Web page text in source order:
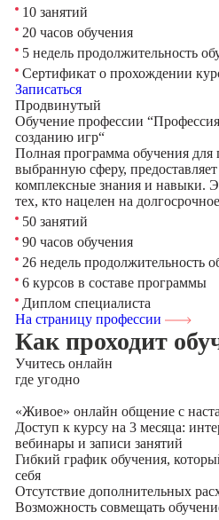
10 занятий
20 часов обучения
5 недель продолжительность
Сертификат о прохождении
Записаться
Продвинутый
Обучение профессии
созданию игр“
Полная программа обучения для
выбранную сферу,
комплексные знания и навыки.
тех, кто нацелен на
50 занятий
90 часов обучения
26 недель продолжительность
6 курсов в составе программы
Диплом специалиста
На страницу профессии
Как проходит
Учитесь онлайн
где угодно
«Живое» онлайн общение с
Доступ к курсу на 3 месяца:
вебинары и записи занятий
Гибкий график обучения,
себя
Отсутствие дополнительных
Возможность совмещать